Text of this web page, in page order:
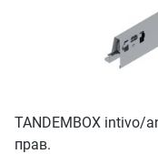
TANDEMBOX intivo/
прав.